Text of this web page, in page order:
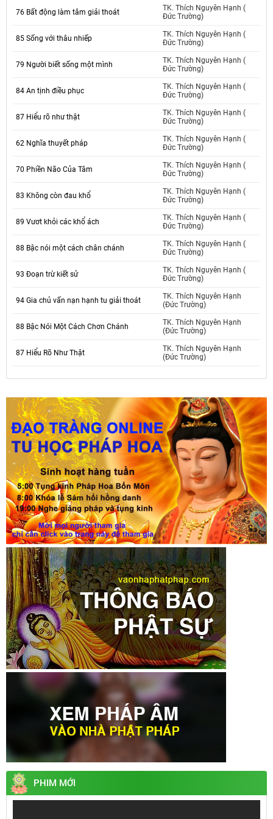
76 Bất động làm tâm giải thoát
TK. Thích Nguyên Hạnh (
Đức Trường)
85 Sống với thâu nhiếp
TK. Thích Nguyên Hạnh (
Đức Trường)
79 Người biết sống một mình
TK. Thích Nguyên Hạnh (
Đức Trường)
84 An tịnh điều phục
TK. Thích Nguyên Hạnh (
Đức Trường)
87 Hiểu rõ như thật
TK. Thích Nguyên Hạnh (
Đức Trường)
62 Nghĩa thuyết pháp
TK. Thích Nguyên Hạnh (
Đức Trường)
70 Phiền Não Của Tâm
TK. Thích Nguyên Hạnh (
Đức Trường)
83 Không còn đau khổ
TK. Thích Nguyên Hạnh (
Đức Trường)
89 Vươt khỏi các khổ ách
TK. Thích Nguyên Hạnh (
Đức Trường)
88 Bậc nói một cách chân chánh
TK. Thích Nguyên Hạnh (
Đức Trường)
93 Đoạn trừ kiết sử
TK. Thích Nguyên Hạnh (
Đức Trường)
94 Gia chủ vấn nạn hạnh tu giải thoát
TK. Thích Nguyên Hạnh
(Đức Trường)
88 Bậc Nói Một Cách Chơn Chánh
TK. Thích Nguyên Hạnh
(Đức Trường)
87 Hiểu Rõ Như Thật
TK. Thích Nguyên Hạnh
(Đức Trường)
PHIM MỚI